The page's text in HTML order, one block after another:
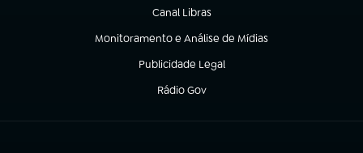
Canal Libras
(abre em nova aba)
Monitoramento e Análise de Mídias
(abre em nova aba)
Publicidade Legal
(abre em nova aba)
Rádio Gov
(abre em nova aba)